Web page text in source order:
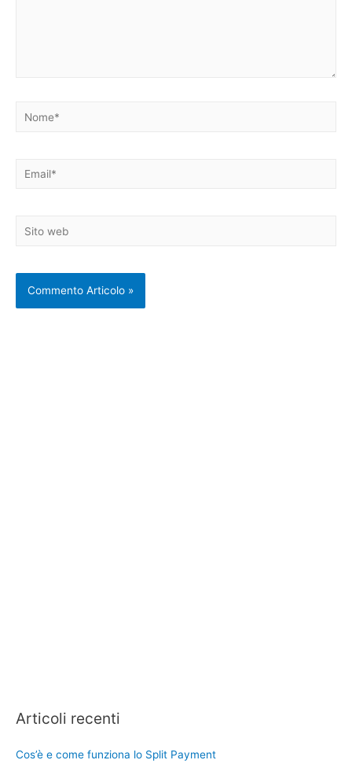
Nome*
Email*
Sito
Articoli recenti
Cos’è e come funziona lo Split Payment